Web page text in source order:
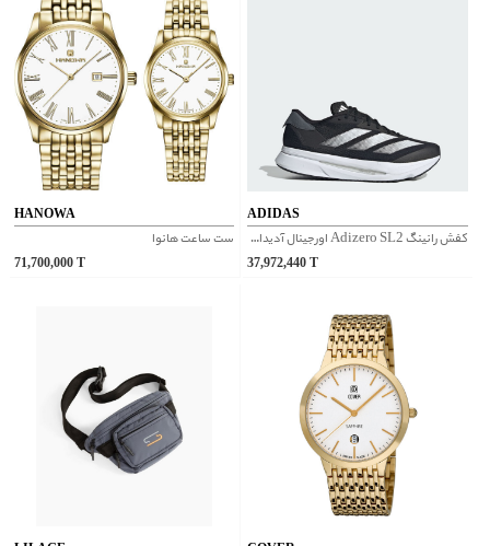
HANOWA
ست ساعت هانوا
71,700,000T
ADIDAS
کفش رانینگ Adizero SL2 اورجینال آدیداس | IF1181
37,972,440 T